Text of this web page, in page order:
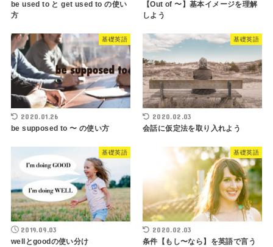
be used to と get used to の使い
方
【Out of 〜】基本イメージを理解
しよう
基礎英語
2020.01.26
be supposed to 〜 の使い方
基礎英語
2020.02.03
会話に仮定法を取り入れよう
基礎英語
2019.09.03
wellとgoodの使い分け
基礎英語
2020.02.03
条件【もし〜なら】を英語で言う